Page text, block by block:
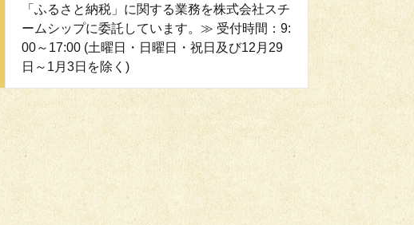
「ふるさと納税」に関する業務を株式会社スチ
ームシップに委託しています。≫ 受付時間：9:
00～17:00 (土曜日・日曜日・祝日及び12月29
日～1月3日を除く)